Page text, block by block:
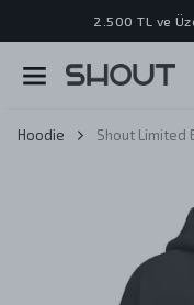
2.500 TL ve
Hoodie Shout Limited